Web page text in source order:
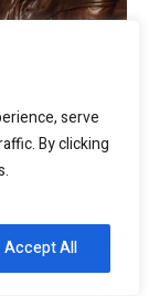
serve
By clicking
Accept All